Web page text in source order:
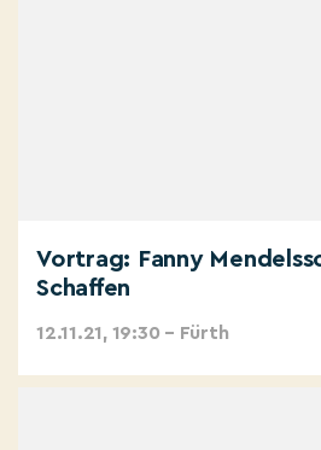
Vortrag: Fanny
Schaffen
12.11.21, 19:30 – Fürth